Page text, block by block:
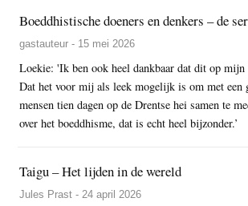
Boeddhistische doeners en denkers – de
gastauteur - 15 mei 2026
Loekie: 'Ik ben ook heel dankbaar dat dit op mijn
Dat het voor mij als leek mogelijk is om met een
mensen tien dagen op de Drentse hei samen te
over het boeddhisme, dat is echt heel bijzonder.’
Taigu – Het lijden in de wereld
Jules Prast - 24 april 2026